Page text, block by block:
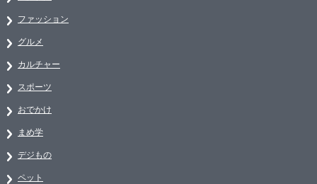
ファッション
グルメ
カルチャー
スポーツ
おでかけ
まめ学
デジもの
ペット